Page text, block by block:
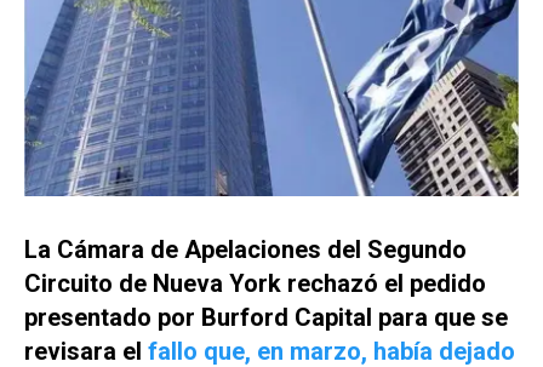
La Cámara de Apelaciones del Segundo
Circuito de Nueva York rechazó el pedido
presentado por Burford Capital para que se
revisara el fallo que, en marzo, había dejado